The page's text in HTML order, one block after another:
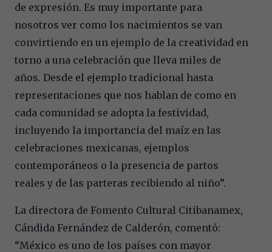
de expresión. Es muy importante para
nosotros ver como los nacimientos se van
convirtiendo en un ejemplo de la creatividad en
torno a una celebración que lleva miles de
años. Desde el ejemplo tradicional hasta
representaciones que nos hablan de como en
cada comunidad se adopta la festividad,
incluyendo la importancia del maíz en las
celebraciones mexicanas, ejemplos
contemporáneos o la presencia de partos
reales y de las parteras recibiendo al niño”.
La directora de Fomento Cultural Citibanamex,
Cándida Fernández de Calderón, comentó:
“México es uno de los países con mayor